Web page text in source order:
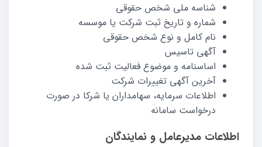
شناسه ملی شخص حقوقی
شماره و تاریخ ثبت شرکت یا موسسه
نام کامل و نوع شخص حقوقی
آگهی تاسیس
اساسنامه و موضوع فعالیت ثبت شده
آخرین آگهی تغییرات شرکت
اطلاعات سرمایه، سهامداران یا شرکا در صورت
درخواست سامانه
اطلاعات مدیرعامل و نمایندگان